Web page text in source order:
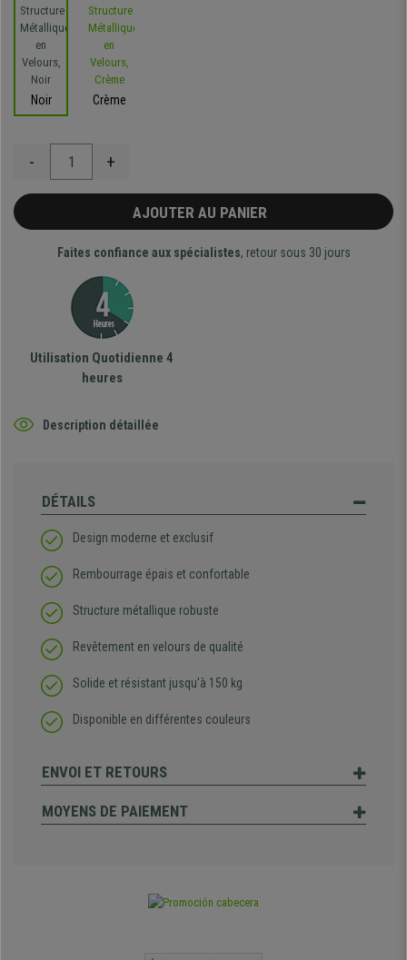
Noir Crème
- +
AJOUTER AU PANIER
Faites confiance aux spécialistes, retour sous 30 jours
Utilisation Quotidienne 4
heures
Description détaillée
DÉTAILS
Design moderne et exclusif
Rembourrage épais et confortable
Structure métallique robuste
Revêtement en velours de qualité
Solide et résistant jusqu'à 150 kg
Disponible en différentes couleurs
ENVOI ET RETOURS
MOYENS DE PAIEMENT